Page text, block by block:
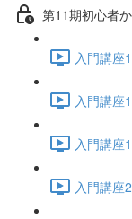
第11期初心者
入門講座
入門講座
入門講座
入門講座